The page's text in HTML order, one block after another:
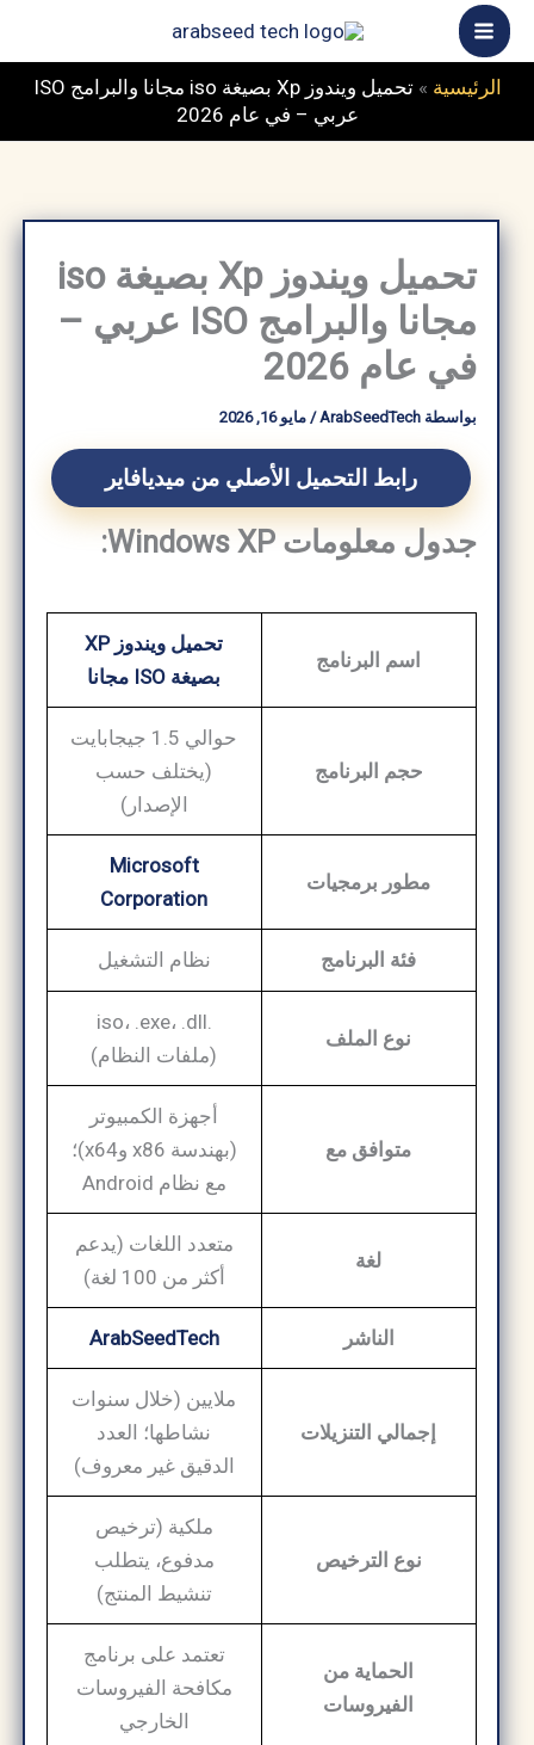
الرئيسية»
تحميل ويندوز Xp بصيغة iso مجانا والبرامج ISO
عربي – في عام 2026
تحميل ويندوز Xp بصيغة iso
مجانا والبرامج ISO عربي –
في عام 2026
بواسطة ArabSeedTech
/مايو 16, 2026
رابط التحميل الأصلي من ميديافاير
جدول معلومات Windows XP:
اسم البرنامج
تحميل ويندوز XP
بصيغة ISO مجانا
حجم البرنامج
حوالي 1.5 جيجابايت
(يختلف حسب
الإصدار)
مطور برمجيات
Microsoft
Corporation
فئة البرنامج نظام التشغيل
نوع الملف
.iso، .exe، .dll
(ملفات النظام)
متوافق مع
أجهزة الكمبيوتر
(بهندسة x86 وx64)؛
مع نظام Android
لغة
متعدد اللغات (يدعم
أكثر من 100 لغة)
الناشر ArabSeedTech
إجمالي التنزيلات
ملايين (خلال سنوات
نشاطها؛ العدد
الدقيق غير معروف)
نوع الترخيص
ملكية (ترخيص
مدفوع، يتطلب
تنشيط المنتج)
الحماية من
الفيروسات
تعتمد على برنامج
مكافحة الفيروسات
الخارجي